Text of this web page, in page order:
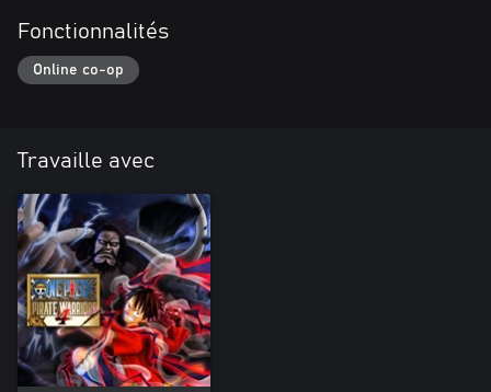
Fonctionnalités
Online co-op
Travaille avec